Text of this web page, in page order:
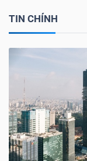
TIN CHÍNH